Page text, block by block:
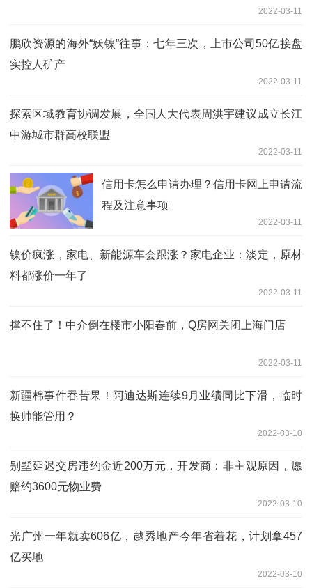
2022-03-11
鹏欣资源的海外“妖镍”往事：七年三次，上市公司50亿接盘
实控人矿产
2022-03-11
探索区域教育协调发展，全国人大代表周洪宇建议成立长江
中游城市群高校联盟
2022-03-11
信用卡怎么申请办理？信用卡网上申请流
程及注意事项
2022-03-11
镍价疯涨，家电、新能源车会跟涨？家电企业：淡定，原材
料都涨价一年了
2022-03-11
撑不住了！中介倒在楼市小阳春前，Q房网关闭上海门店
2022-03-11
新疆棉事件吞苦果！阿迪达斯连续9月业绩同比下滑，临时
换帅能管用？
2022-03-10
别墅延迟交房违约金近200万元，开发商：非主观原因，愿
赔约3600元物业费
2022-03-10
光广州一年就卖606亿，越秀地产今年省着花，计划拿457
亿买地
2022-03-10